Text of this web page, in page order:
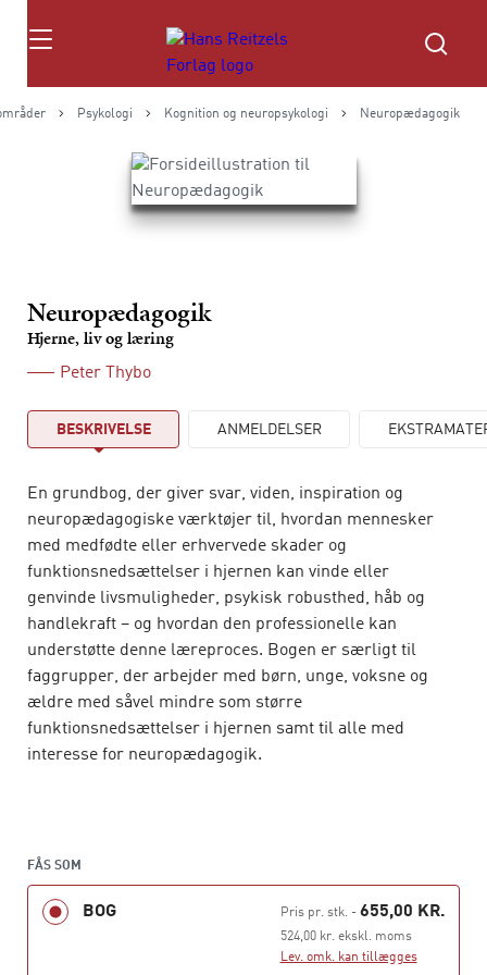
Søg
Psykologi Kognition og neuropsykologi Neuropædagogik
Neuropædagogik
Hjerne, liv og læring
Peter Thybo
BESKRIVELSE ANMELDELSER
En grundbog, der giver svar, viden, inspiration og
neuropædagogiske værktøjer til, hvordan mennesker
med medfødte eller erhvervede skader og
funktionsnedsættelser i hjernen kan vinde eller
genvinde livsmuligheder, psykisk robusthed, håb og
handlekraft – og hvordan den professionelle kan
understøtte denne læreproces. Bogen er særligt til
faggrupper, der arbejder med børn, unge, voksne og
ældre med såvel mindre som større
funktionsnedsættelser i hjernen samt til alle med
interesse for neuropædagogik.
Anden del præsenterer »det neuropædagogiske
kompas«, der samler et vidensgrundlag fra forskellige
fagområder med det sigte at fremme læreprocesser i
FÅS SOM
BOG Pris pr. stk.- 655,00 KR.
524,00 kr. ekskl. moms
Lev. omk. kan tillægges